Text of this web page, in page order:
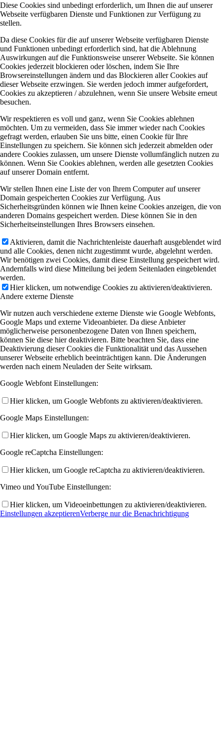
Diese Cookies sind unbedingt erforderlich, um Ihnen die auf unserer
Webseite verfügbaren Dienste und Funktionen zur Verfügung zu
stellen.
Da diese Cookies für die auf unserer Webseite verfügbaren Dienste
und Funktionen unbedingt erforderlich sind, hat die Ablehnung
Auswirkungen auf die Funktionsweise unserer Webseite. Sie können
Cookies jederzeit blockieren oder löschen, indem Sie Ihre
Browsereinstellungen ändern und das Blockieren aller Cookies auf
dieser Webseite erzwingen. Sie werden jedoch immer aufgefordert,
Cookies zu akzeptieren / abzulehnen, wenn Sie unsere Website erneut
besuchen.
Wir respektieren es voll und ganz, wenn Sie Cookies ablehnen
möchten. Um zu vermeiden, dass Sie immer wieder nach Cookies
gefragt werden, erlauben Sie uns bitte, einen Cookie für Ihre
Einstellungen zu speichern. Sie können sich jederzeit abmelden oder
andere Cookies zulassen, um unsere Dienste vollumfänglich nutzen zu
können. Wenn Sie Cookies ablehnen, werden alle gesetzten Cookies
auf unserer Domain entfernt.
Wir stellen Ihnen eine Liste der von Ihrem Computer auf unserer
Domain gespeicherten Cookies zur Verfügung. Aus
Sicherheitsgründen können wie Ihnen keine Cookies anzeigen, die von
anderen Domains gespeichert werden. Diese können Sie in den
Sicherheitseinstellungen Ihres Browsers einsehen.
Aktivieren, damit die Nachrichtenleiste dauerhaft ausgeblendet wird
und alle Cookies, denen nicht zugestimmt wurde, abgelehnt werden.
Wir benötigen zwei Cookies, damit diese Einstellung gespeichert wird.
Andernfalls wird diese Mitteilung bei jedem Seitenladen eingeblendet
werden.
Hier klicken, um notwendige Cookies zu aktivieren/deaktivieren.
Andere externe Dienste
Wir nutzen auch verschiedene externe Dienste wie Google Webfonts,
Google Maps und externe Videoanbieter. Da diese Anbieter
möglicherweise personenbezogene Daten von Ihnen speichern,
können Sie diese hier deaktivieren. Bitte beachten Sie, dass eine
Deaktivierung dieser Cookies die Funktionalität und das Aussehen
unserer Webseite erheblich beeinträchtigen kann. Die Änderungen
werden nach einem Neuladen der Seite wirksam.
Google Webfont Einstellungen:
Hier klicken, um Google Webfonts zu aktivieren/deaktivieren.
Google Maps Einstellungen:
Hier klicken, um Google Maps zu aktivieren/deaktivieren.
Google reCaptcha Einstellungen:
Hier klicken, um Google reCaptcha zu aktivieren/deaktivieren.
Vimeo und YouTube Einstellungen:
Hier klicken, um Videoeinbettungen zu aktivieren/deaktivieren.
Einstellungen akzeptierenVerberge nur die Benachrichtigung